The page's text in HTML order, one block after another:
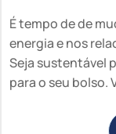
É tempo de de
energia e nos
Seja sustentável
para o seu bolso.